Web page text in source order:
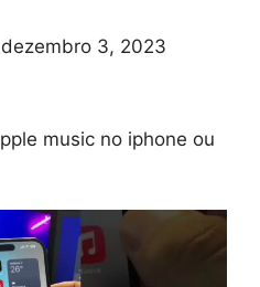
dezembro 3, 2023
music no iphone ou